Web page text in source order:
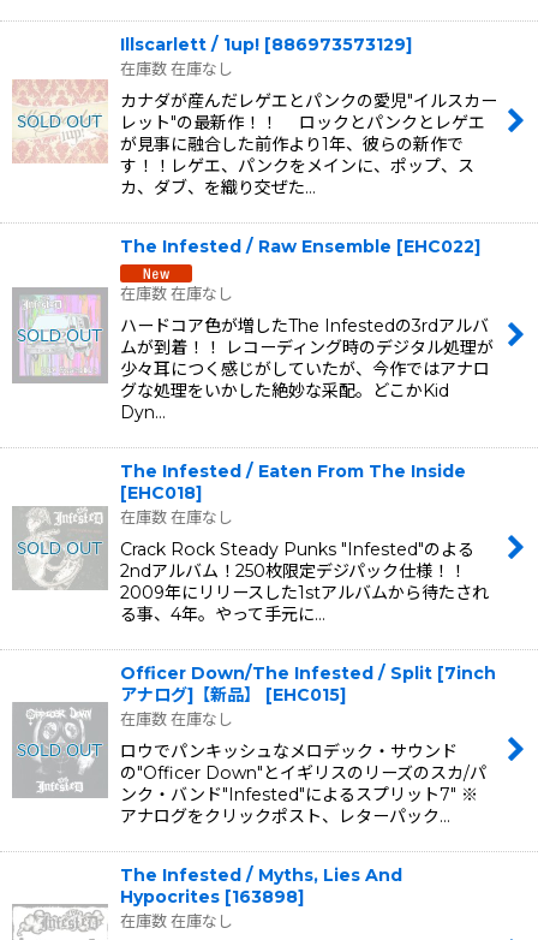
Illscarlett / 1up! [886973573129]
在庫数 在庫なし
カナダが産んだレゲエとパンクの愛児"イルスカー
レット"の最新作！！ ロックとパンクとレゲエ
が見事に融合した前作より1年、彼らの新作で
す！！レゲエ、パンクをメインに、ポップ、ス
カ、ダブ、を織り交ぜた…
The Infested / Raw Ensemble [EHC022]
在庫数 在庫なし
ハードコア色が増したThe Infestedの3rdアルバ
ムが到着！！ レコーディング時のデジタル処理が
少々耳につく感じがしていたが、今作ではアナロ
グな処理をいかした絶妙な采配。どこかKid
Dyn…
The Infested / Eaten From The Inside
[EHC018]
在庫数 在庫なし
Crack Rock Steady Punks "Infested"のよる
2ndアルバム！250枚限定デジパック仕様！！
2009年にリリースした1stアルバムから待たされ
る事、4年。やって手元に…
Officer Down/The Infested / Split [7inch
アナログ]【新品】
[EHC015]
在庫数 在庫なし
ロウでパンキッシュなメロデック・サウンド
の"Officer Down"とイギリスのリーズのスカ/パ
ンク・バンド"Infested"によるスプリット7" ※
アナログをクリックポスト、レターパック…
The Infested / Myths, Lies And
Hypocrites [163898]
在庫数 在庫なし